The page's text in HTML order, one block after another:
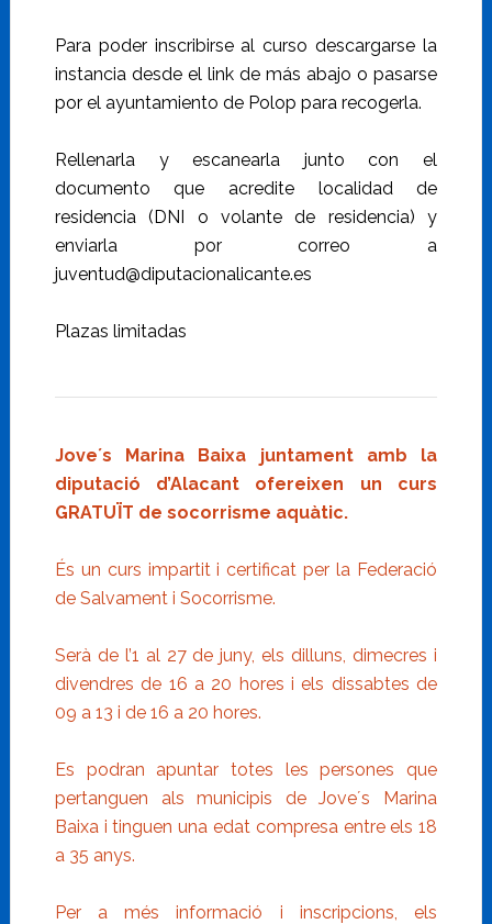
Para poder inscribirse al curso descargarse la
instancia desde el link de más abajo o pasarse
por el ayuntamiento de Polop para recogerla.
Rellenarla y escanearla junto con el
documento que acredite localidad de
residencia (DNI o volante de residencia) y
enviarla por correo a
juventud@diputacionalicante.es
Plazas limitadas
Jove´s Marina Baixa juntament amb la
diputació d’Alacant ofereixen un curs
GRATUÏT de socorrisme aquàtic.
És un curs impartit i certificat per la Federació
de Salvament i Socorrisme.
Serà de l’1 al 27 de juny, els dilluns, dimecres i
divendres de 16 a 20 hores i els dissabtes de
09 a 13 i de 16 a 20 hores.
Es podran apuntar totes les persones que
pertanguen als municipis de Jove´s Marina
Baixa i tinguen una edat compresa entre els 18
a 35 anys.
Per a més informació i inscripcions, els